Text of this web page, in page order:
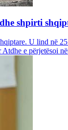
shpirti
U lind në
e përjetësoi